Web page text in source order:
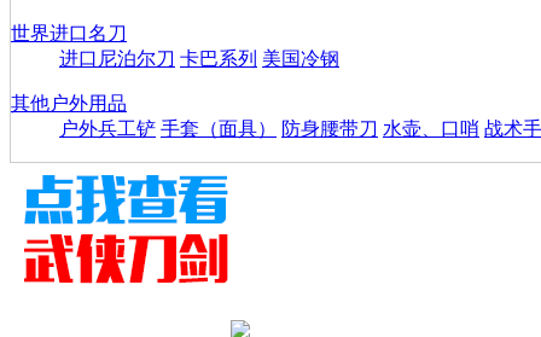
世界进口名刀
进口尼泊尔刀 卡巴系列 美国冷钢
其他户外用品
户外兵工铲 手套（面具） 防身腰带刀 水壶、口哨 战术